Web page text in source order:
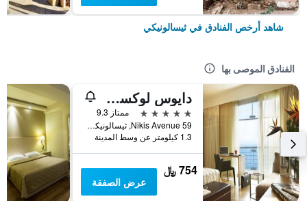
شاهد أرخص الفنادق في ثيسالونيكي
الفنادق الموصى بها
دايوس لوكسري ليفينغ
5 نجوم
ممتاز 9.3
Nikis Avenue 59, ثيسالونيكي, اليونان
1.3 كيلومتر عن وسط المدينة
754 ﷼
عرض الصفقة